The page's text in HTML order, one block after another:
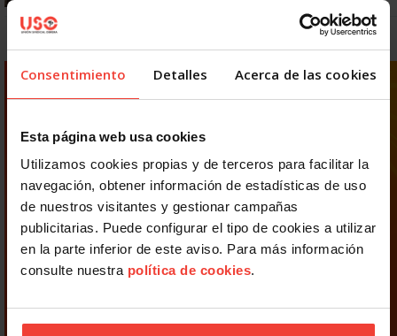
Consentimiento Detalles Acerca de las cookies
Esta página web usa cookies
Utilizamos cookies propias y de terceros para facilitar la
navegación, obtener información de estadísticas de uso
de nuestros visitantes y gestionar campañas
publicitarias. Puede configurar el tipo de cookies a utilizar
en la parte inferior de este aviso. Para más información
consulte nuestra política de cookies.